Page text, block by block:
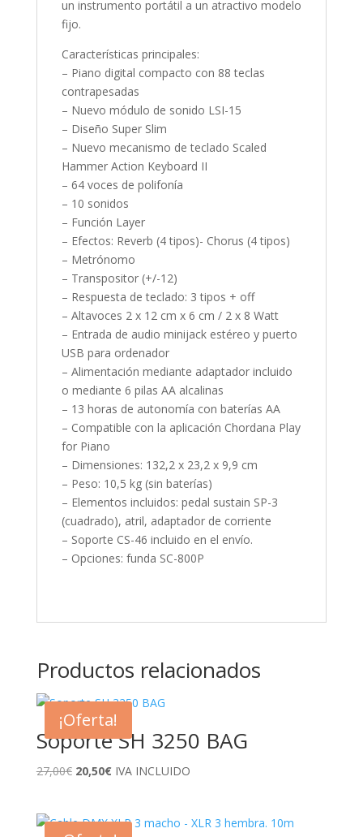
un instrumento portátil a un atractivo modelo
fijo.
Características principales:
– Piano digital compacto con 88 teclas
contrapesadas
– Nuevo módulo de sonido LSI-15
– Diseño Super Slim
– Nuevo mecanismo de teclado Scaled
Hammer Action Keyboard II
– 64 voces de polifonía
– 10 sonidos
– Función Layer
– Efectos: Reverb (4 tipos)- Chorus (4 tipos)
– Metrónomo
– Transpositor (+/-12)
– Respuesta de teclado: 3 tipos + off
– Altavoces 2 x 12 cm x 6 cm / 2 x 8 Watt
– Entrada de audio minijack estéreo y puerto
USB para ordenador
– Alimentación mediante adaptador incluido
o mediante 6 pilas AA alcalinas
– 13 horas de autonomía con baterías AA
– Compatible con la aplicación Chordana Play
for Piano
– Dimensiones: 132,2 x 23,2 x 9,9 cm
– Peso: 10,5 kg (sin baterías)
– Elementos incluidos: pedal sustain SP-3
(cuadrado), atril, adaptador de corriente
– Soporte CS-46 incluido en el envío.
– Opciones: funda SC-800P
Productos relacionados
¡Oferta!
Soporte SH 3250 BAG
27,00€ El
era:
20,50€El
es:
IVA INCLUIDO